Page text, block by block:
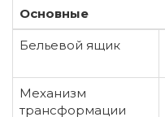
Основные
Бельевой ящик
Механизм
трансформации